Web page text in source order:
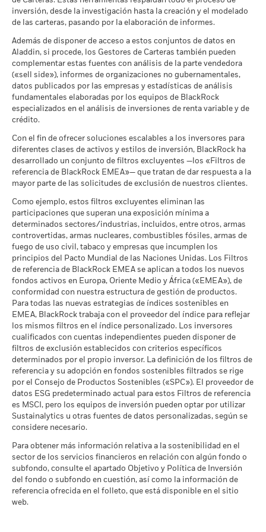
Rentabilidad
total (%) EUR
Índice de
Referencia (%)
USD
Las cifras mostradas hacen referencia a rentabilidades
pasadas.La rentabilidad pasada no es un indicador fiable de
la rentabilidad futura. Los mercados podrían evolucionar de
formas muy diferentes en el futuro. Puede ayudarle a evaluar
cómo se ha gestionado el fondo en el pasado
La rentabilidad mostrada se basa en el valor liquidativo (Net
Asset Value, NAV), con reinversión de los rendimientos brutos
cuando corresponda. Los datos de rentabilidad se basan en el
ser el mismo que el precio de mercado del ETF. Los
accionistas individuales pueden obtener rendimientos
distintos de la rentabilidad del NAV.
En caso de que su inversión se haya realizado en una divisa
que no sea la utilizada en el último cálculo de rentabilidad, la
rentabilidad de su inversión podrá ser mayor o menor en
función de las fluctuaciones de la divisa.Fuente:BlackRock.
Domicilio Irlanda
Frecuencia de rebalanceo Reparto anual
UCITS
Gestora del fondo
BlackRock Asset Management
Ireland Limited
Depositario
State Street Custodial
Services (Ireland) Limited
Ticker Bloomberg
Lituania
Noruega
Reino Unido
República Checa
Suecia
Suiza
Las asignaciones están sujetas a cambio.
Periodo de mantenimiento recomendado : 5 años
Ejemplo de inversión EUR 10.000
a
Escenarios
Mínimo No se garantiza una rentabilidad mínima.
Tensión
Lo que puede recibir una vez deducidos los
Desfavorable
Lo que puede recibir una vez deducidos los
Rendimiento medio cada año
Moderado
Lo que puede recibir una vez deducidos los
Rendimiento medio cada año
Favorable
Lo que puede recibir una vez deducidos los
Rendimiento medio cada año
El escenario de tensión muestra lo que usted podría recibir en
circunstancias extremas de los mercados.
cambian el objetivo de inversión de un fondo ni limitan el
universo invertible del mismo, por lo que no determinan que
en ASG o en el impacto ni filtros de exclusión.Para más
información sobre la estrategia de inversión de un fondo,
consulta el folleto del fondo.
Revisa las metodologías de MSCI en que se fundamentan las
características de sostenibilidad en los
siguientes enlaces.
Calificación de Fondos ESG
de MSCI (AAA-CCC)
AAA
Puntuación de Calidad ESG
de MSCI (0-10)
9,35
Clasificación Global de
Fondos de Lipper
a 17 jul 2026
Equity Japan
Intensidad Media Ponderada
de Exposición al Carbono de
MSCI (toneladas de
emisiones de CO2 / millón de
$ en ventas)
a 17 jul 2026
37,55
Aumento implícito de
temperatura de MSCI (0-3,0+
°C):
a 17 jul 2026
>2,0-2,5 °C
Porcentaje de Cobertura ESG
de MSCI
a 17 jul 2026
100,00
Puntuación de Calidad ESG
de MSCI - Percentil entre
Empresas Similares
100,00
Fondos en Grupo de
Características Similares
a 17 jul 2026
911
Porcentaje de Cobertura de la
Ver todos los documentos
inversión, desde la investigación hasta la creación y el modelado
de las carteras, pasando por la elaboración de informes.
Además de disponer de acceso a estos conjuntos de datos en
Aladdin, si procede, los Gestores de Carteras también pueden
complementar estas fuentes con análisis de la parte vendedora
(«sell side»), informes de organizaciones no gubernamentales,
datos publicados por las empresas y estadísticas de análisis
fundamentales elaboradas por los equipos de BlackRock
especializados en el análisis de inversiones de renta variable y de
crédito.
Con el fin de ofrecer soluciones escalables a los inversores para
diferentes clases de activos y estilos de inversión, BlackRock ha
desarrollado un conjunto de filtros excluyentes —los «Filtros de
referencia de BlackRock EMEA»— que tratan de dar respuesta a la
mayor parte de las solicitudes de exclusión de nuestros clientes.
Como ejemplo, estos filtros excluyentes eliminan las
participaciones que superan una exposición mínima a
determinados sectores/industrias, incluidos, entre otros, armas
controvertidas, armas nucleares, combustibles fósiles, armas de
fuego de uso civil, tabaco y empresas que incumplen los
principios del Pacto Mundial de las Naciones Unidas. Los Filtros
de referencia de BlackRock EMEA se aplican a todos los nuevos
fondos activos en Europa, Oriente Medio y África («EMEA»), de
conformidad con nuestra estructura de gestión de productos.
Para todas las nuevas estrategias de índices sostenibles en
EMEA, BlackRock trabaja con el proveedor del índice para reflejar
los mismos filtros en el índice personalizado. Los inversores
cualificados con cuentas independientes pueden disponer de
filtros de exclusión establecidos con criterios específicos
determinados por el propio inversor. La definición de los filtros de
referencia y su adopción en fondos sostenibles filtrados se rige
por el Consejo de Productos Sostenibles («SPC»). El proveedor de
datos ESG predeterminado actual para estos Filtros de referencia
es MSCI, pero los equipos de inversión pueden optar por utilizar
Sustainalytics u otras fuentes de datos personalizadas, según se
considere necesario.
Para obtener más información relativa a la sostenibilidad en el
sector de los servicios financieros en relación con algún fondo o
subfondo, consulte el apartado Objetivo y Política de Inversión
del fondo o subfondo en cuestión, así como la información de
referencia ofrecida en el folleto, que está disponible en el sitio
web.